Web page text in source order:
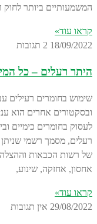
המשמעותיים ביותר לחוק
קראו עוד»
18/09/2022 2 תגובות
היתר רעלים – כל
שימוש בחומרים רעילים
ובסקטורים אחרים הוא
לעסוק בחומרים כימיים
רעלים, מסמך רשמי
של רשות הכבאות
אחסון, אחזקה, שינוע,
קראו עוד»
29/08/2022 אין תגובות